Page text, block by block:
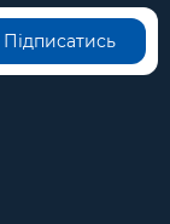
Підписатись